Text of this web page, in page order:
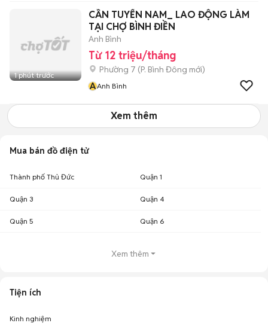
1 phút trước
CẦN TUYỂN NAM_ LAO ĐỘNG LÀM
TẠI CHỢ BÌNH ĐIỀN
Anh Bình
Từ 12 triệu/tháng
Phường 7 (P. Bình Đông mới)
AAnh Bình
Xem thêm
Mua bán đồ điện tử
Thành phố Thủ Đức Quận 1
Quận 3 Quận 4
Quận 5 Quận 6
Xem thêm
Tiện ích
Kinh nghiệm